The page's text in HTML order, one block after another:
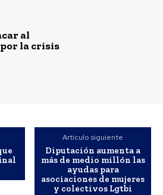
al
la crisis
Artículo siguiente
Diputación aumenta a
más de medio millón las
ayudas para
asociaciones de mujeres
y colectivos Lgtbi